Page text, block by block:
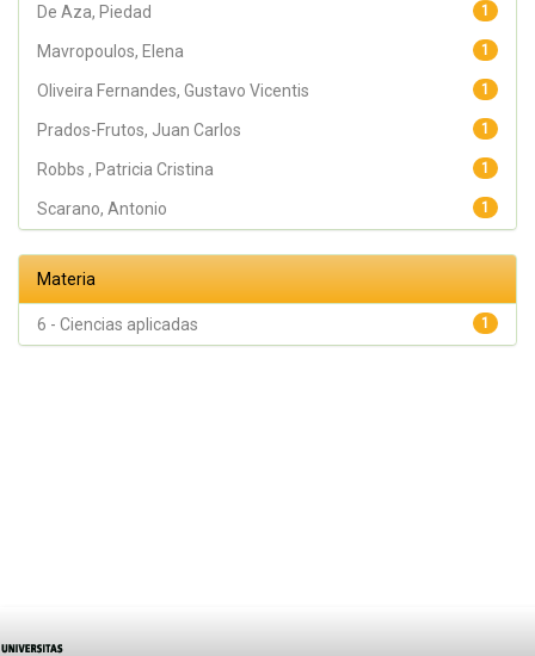
1
De Aza, Piedad
1
Mavropoulos, Elena
1
Oliveira Fernandes, Gustavo Vicentis
1
Prados-Frutos, Juan Carlos
1
Robbs , Patricia Cristina
1
Scarano, Antonio
Materia
1
6 - Ciencias aplicadas